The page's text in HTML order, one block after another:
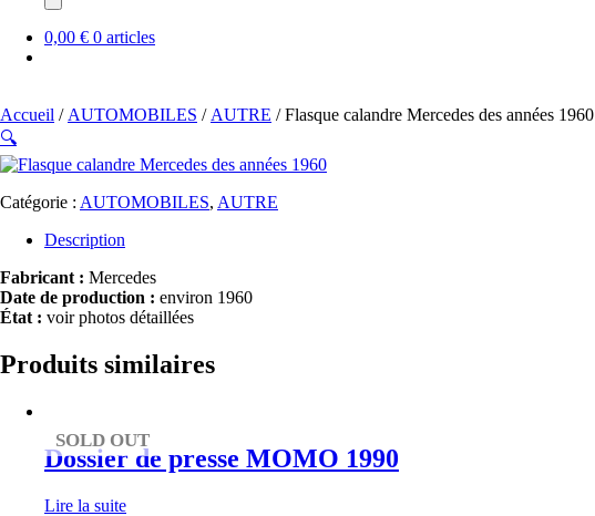
produits
0,00 € 0 articles
Accueil / AUTOMOBILES / AUTRE / Flasque calandre Mercedes des années 1960
🔍
Catégorie : AUTOMOBILES, AUTRE
Description
Fabricant : Mercedes
Date de production : environ 1960
État : voir photos détaillées
Produits similaires
SOLD OUT
Dossier de presse MOMO 1990
Lire la suite